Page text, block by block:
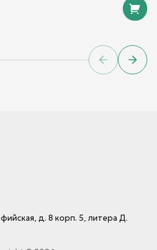
Previous
Next
д. 8 корп. 5, литера Д.